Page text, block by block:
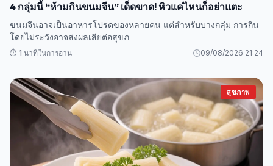
4 กลุ่มนี้ “ห้ามกินขนมจีน” เด็ดขาด! หิวแค่ไหนก็อย่าแตะ
ขนมจีนอาจเป็นอาหารโปรดของหลายคน แต่สำหรับบางกลุ่ม การกิน
โดยไม่ระวังอาจส่งผลเสียต่อสุขภ
⏱️ 1 นาทีในการอ่าน 09/08/2026 21:24
สุขภาพ